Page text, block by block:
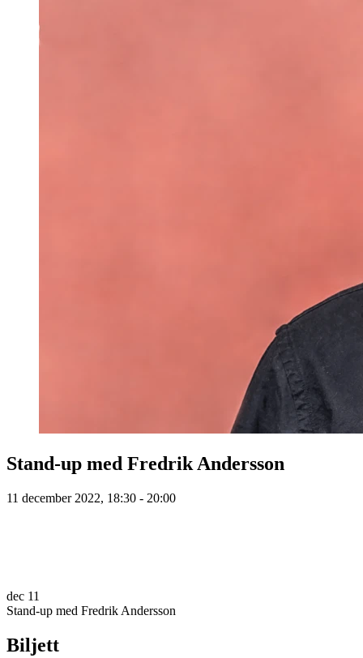
Stand-up med Fredrik Andersson
11 december 2022, 18:30 - 20:00
dec 11
Stand-up med Fredrik Andersson
Biljett